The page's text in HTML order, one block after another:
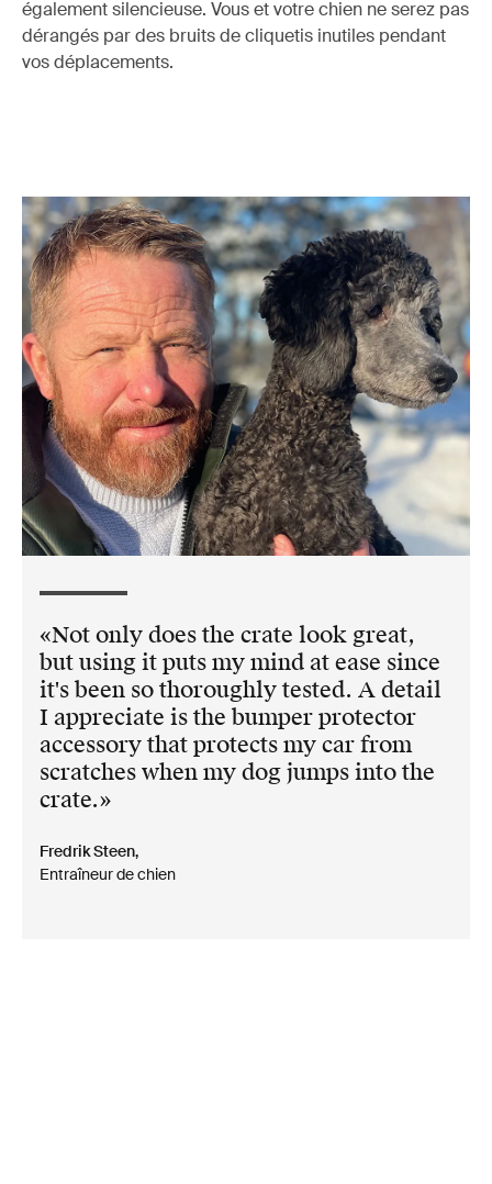
également silencieuse. Vous et votre chien ne serez pas
dérangés par des bruits de cliquetis inutiles pendant
vos déplacements.
Not only does the crate look great,
but using it puts my mind at ease since
it's been so thoroughly tested. A detail
I appreciate is the bumper protector
accessory that protects my car from
scratches when my dog jumps into the
crate.
Fredrik Steen,
Entraîneur de chien